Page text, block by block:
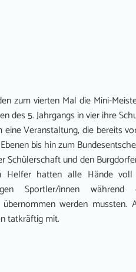
zum vierten Mal die Mini-
des 5. Jahrgangs in vier ihre
Veranstaltung, die bereits
bis hin zum
Schülerschaft und den
Helfer hatten alle Hände
Sportler/innen
übernommen werden
tatkräftig mit.